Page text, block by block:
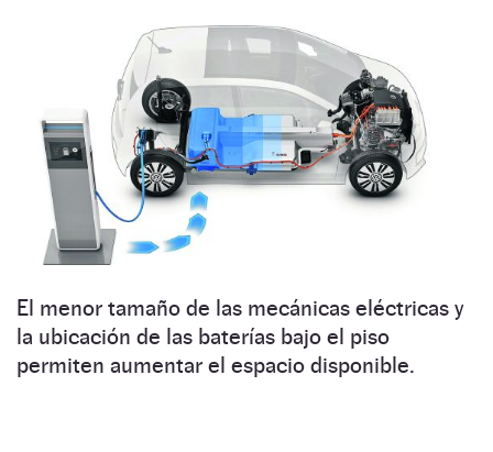
El menor tamaño de las mecá­­nicas eléctricas y
la ubicación de las baterías bajo el piso
permiten aumentar el espacio disponible.